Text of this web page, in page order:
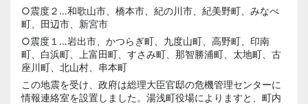
○震度２…和歌山市、橋本市、紀の川市、紀美野町、みなべ
町、田辺市、新宮市
○震度１…岩出市、かつらぎ町、九度山町、高野町、印南
町、白浜町、上富田町、すさみ町、那智勝浦町、太地町、古
座川町、北山村、串本町
この地震を受け、政府は総理大臣官邸の危機管理センターに
情報連絡室を設置しました。湯浅町役場によりますと、町内